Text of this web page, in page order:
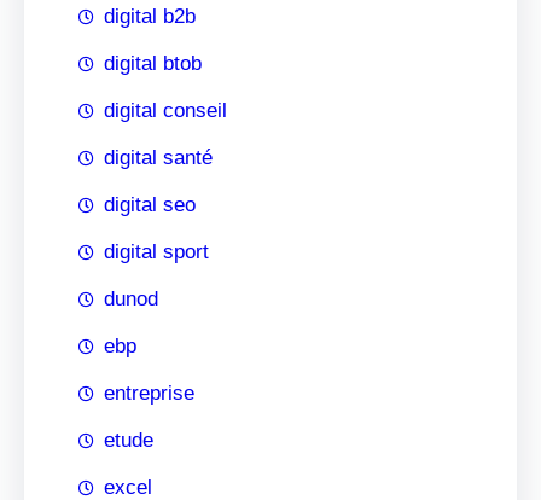
digital b2b
digital btob
digital conseil
digital santé
digital seo
digital sport
dunod
ebp
entreprise
etude
excel